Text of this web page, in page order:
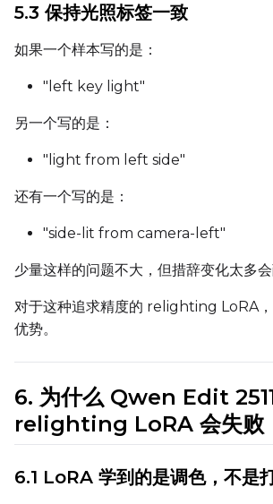
Width
Seed
5.3 保持光照标签一致
如果一个样本写的是：
"left key light"
另一个写的是：
"light from left side"
还有一个写的是：
"side-lit from camera-left"
少量这样的问题不大，但措辞变化太多会
对于这种追求精度的 relighting LoRA
优势。
6. 为什么 Qwen Edit
relighting LoRA 会失败
6.1 LoRA 学到的是调色，不是